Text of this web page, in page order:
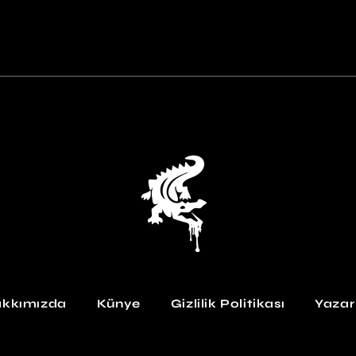
Künye Gizlilik Politikası